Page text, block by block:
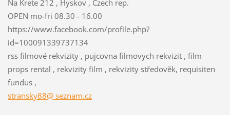
Na Krete 212 , Hyskov , Czech rep.
OPEN mo-fri 08.30 - 16.00
https://www.facebook.com/profile.php?
id=100091339737134
rss filmové rekvizity , pujcovna filmovych rekvizit , film
props rental , rekvizity film , rekvizity středověk, requisiten
fundus ,
stransky88@ seznam.cz